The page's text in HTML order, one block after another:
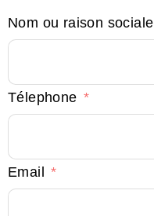
Nom ou raison sociale
Télephone
Email